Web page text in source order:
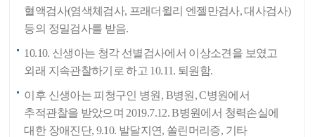
혈액검사(염색체검사, 프래더윌리 엔젤만검사, 대사검사)
등의 정밀검사를 받음.
10.10. 신생아는 청각 선별검사에서 이상소견을 보였고
외래 지속관찰하기로 하고 10.11. 퇴원함.
이후 신생아는 피청구인 병원, B병원, C병원에서
추적관찰을 받았으며 2019.7.12. B병원에서 청력손실에
대한 장애진단, 9.10. 발달지연, 쏠린머리증, 기타